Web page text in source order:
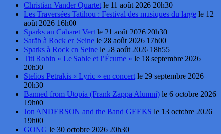
Christian Vander Quartet le 11 août 2026 20h30
Les Traversées Tatihou : Festival des musiques du large le 12
août 2026 16h00
Sparks au Cabaret Vert le 21 août 2026 20h30
Sarāb à Rock en Seine le 28 août 2026 17h00
Sparks à Rock en Seine le 28 août 2026 18h55
Titi Robin « Le Sable et l’Écume » le 18 septembre 2026
20h30
Stelios Petrakis « Lyric » en concert le 29 septembre 2026
20h30
Banned from Utopia (Frank Zappa Alumni) le 6 octobre 2026
19h00
Jon ANDERSON and the Band GEEKS le 13 octobre 2026
19h00
GONG le 30 octobre 2026 20h30